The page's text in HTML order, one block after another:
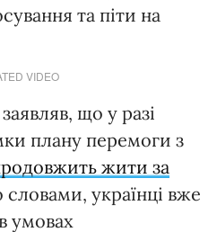
та піти на
VIDEO
що у разі
плану перемоги з
жити за
словами, українці вже
умовах